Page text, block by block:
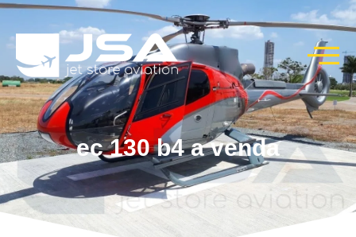
ec 130 b4 a venda